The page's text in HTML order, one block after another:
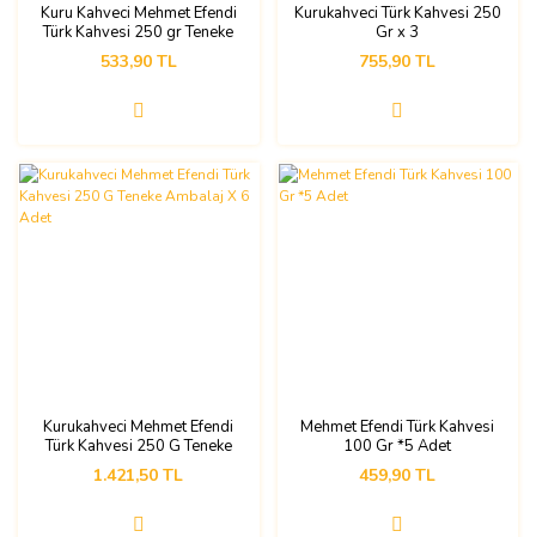
Kuru Kahveci Mehmet Efendi
Türk Kahvesi 250 gr Teneke
Kutu 2 adet
533,90 TL
Kurukahveci Türk Kahvesi 250
Gr x 3
755,90 TL
Kurukahveci Mehmet Efendi
Türk Kahvesi 250 G Teneke
Ambalaj X 6 Adet
1.421,50 TL
Mehmet Efendi Türk Kahvesi
100 Gr *5 Adet
459,90 TL